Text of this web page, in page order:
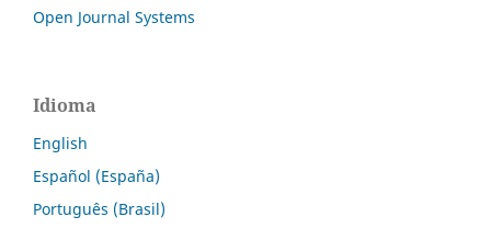
Open Journal Systems
Idioma
English
Español (España)
Português (Brasil)